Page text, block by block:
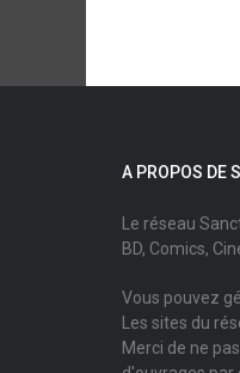
A PROPOS DE
Le réseau
BD, Comics,
Vous pouvez
Les sites du
Merci de ne